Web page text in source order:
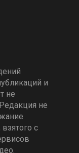
и
не
не
с